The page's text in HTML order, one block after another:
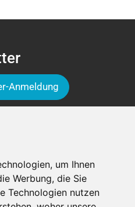
um Ihnen
Werbung, die Sie
Technologien nutzen
Anmeldung
Luga